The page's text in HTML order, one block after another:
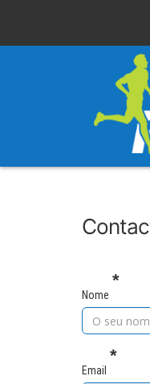
Nome
Email